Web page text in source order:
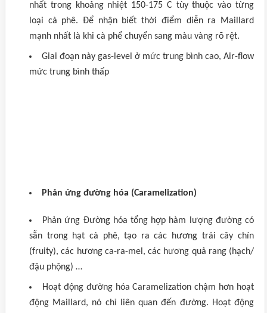
nhất trong khoảng nhiệt 150-175 C tùy thuộc vào từng
loại cà phê. Để nhận biết thời điểm diễn ra Maillard
mạnh nhất là khi cà phể chuyển sang màu vàng rõ rệt.
Giai đoạn này gas-level ở mức trung bình cao, Air-flow
mức trung bình thấp
Phản ứng đường hóa (Caramelization)
Phản ứng Đường hóa tổng hợp hàm lượng đường có
sẵn trong hạt cà phê, tạo ra các hương trái cây chín
(fruity), các hương ca-ra-mel, các hương quả rang (hạch/
đậu phộng) …
Hoạt động đường hóa Caramelization chậm hơn hoạt
động Maillard, nó chỉ liên quan đến đường. Hoạt động